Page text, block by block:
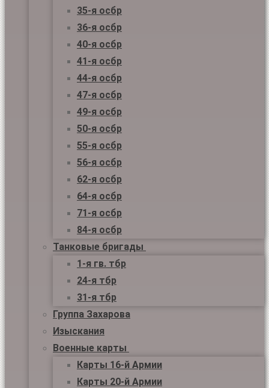
35-я осбр
36-я осбр
40-я осбр
41-я осбр
44-я осбр
47-я осбр
49-я осбр
50-я осбр
55-я осбр
56-я осбр
62-я осбр
64-я осбр
71-я осбр
84-я осбр
Танковые бригады
1-я гв. тбр
24-я тбр
31-я тбр
Группа Захарова
Изыскания
Военные карты
Карты 16-й Армии
Карты 20-й Армии